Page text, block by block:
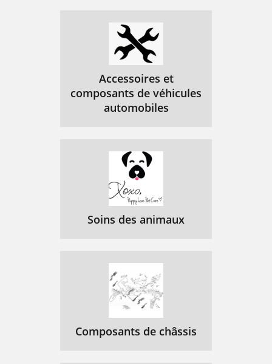
Accessoires et
composants de véhicules
automobiles
Soins des animaux
Composants de châssis